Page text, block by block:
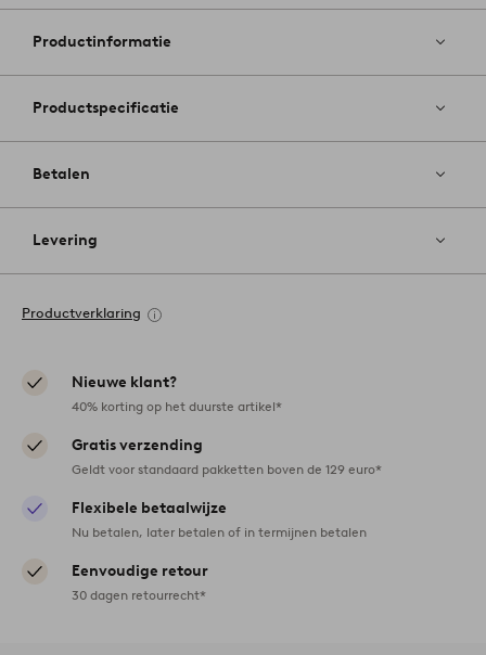
aan
Productinformatie
Productspecificatie
Betalen
Levering
Productverklaring
Nieuwe klant?
40% korting op het duurste artikel*
Gratis verzending
Geldt voor standaard pakketten boven de 129 euro*
Flexibele betaalwijze
Nu betalen, later betalen of in termijnen betalen
Eenvoudige retour
30 dagen retourrecht*